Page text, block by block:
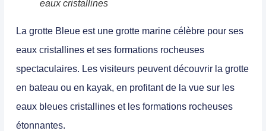
eaux cristallines
La grotte Bleue est une grotte marine célèbre pour ses
eaux cristallines et ses formations rocheuses
spectaculaires. Les visiteurs peuvent découvrir la grotte
en bateau ou en kayak, en profitant de la vue sur les
eaux bleues cristallines et les formations rocheuses
étonnantes.